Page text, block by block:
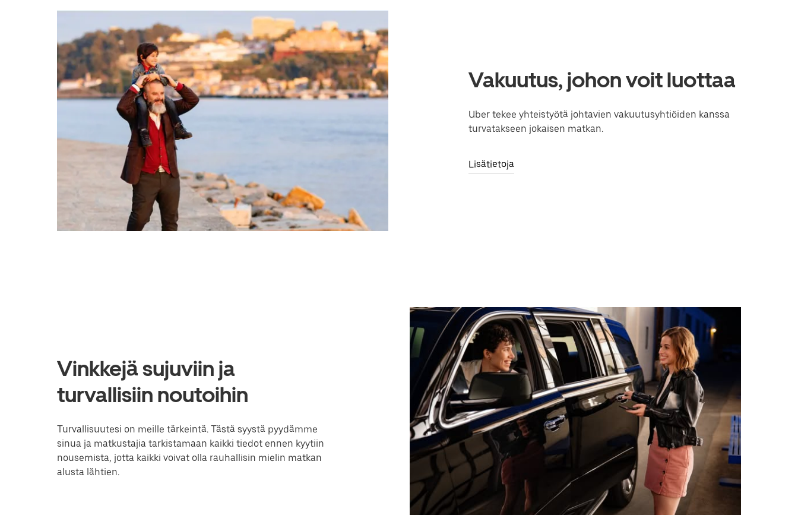
Vakuutus, johon voit luottaa
Uber tekee yhteistyötä johtavien vakuutusyhtiöiden kanssa
turvatakseen jokaisen matkan.
Lisätietoja
Vinkkejä sujuviin ja
turvallisiin noutoihin
Turvallisuutesi on meille tärkeintä. Tästä syystä pyydämme
sinua ja matkustajia tarkistamaan kaikki tiedot ennen kyytiin
nousemista, jotta kaikki voivat olla rauhallisin mielin matkan
alusta lähtien.